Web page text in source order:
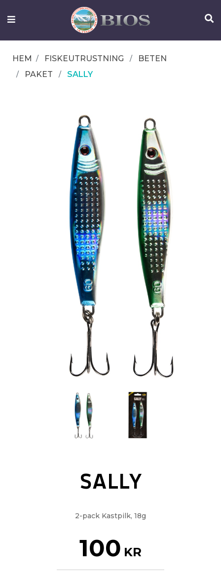
FISKEUTRUSTNING
OM
IFISH
HEM FISKEUTRUSTNING
BETEN
PAKET
SALLY
SALLY
2-pack Kastpilk, 18g
100 KR